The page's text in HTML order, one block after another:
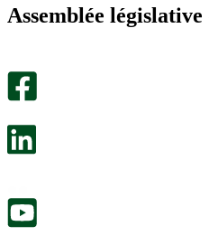
Assemblée